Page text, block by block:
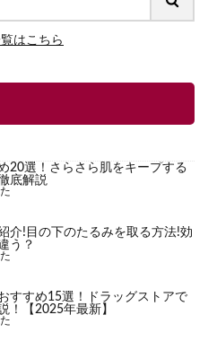
はこちら
20選！さらさら肌をキープする
底解説
介!目の下のたるみを取る方法!効
う？
すすめ15選！ドラッグストアで
！【2025年最新】